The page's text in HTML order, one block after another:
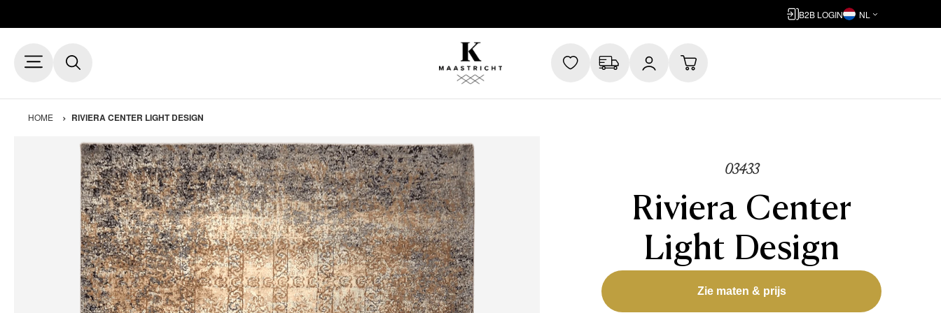
B2B LOGIN NL
HOME RIVIERA CENTER LIGHT DESIGN
03433
Riviera Center
Light Design
Zie maten & prijs